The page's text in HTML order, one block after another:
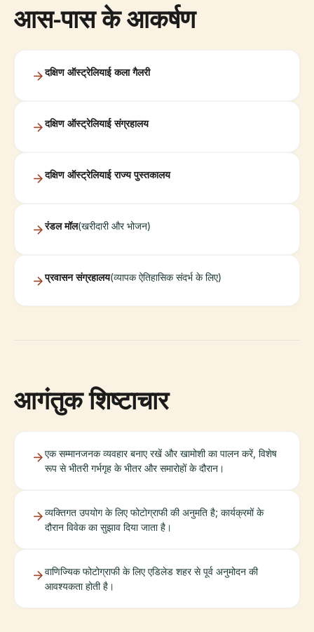
आस-पास के आकर्षण
दक्षिण ऑस्ट्रेलियाई कला गैलरी
दक्षिण ऑस्ट्रेलियाई संग्रहालय
दक्षिण ऑस्ट्रेलियाई राज्य पुस्तकालय
रंडल मॉल(खरीदारी और भोजन)
प्रवासन संग्रहालय(व्यापक ऐतिहासिक संदर्भ के लिए)
आगंतुक शिष्टाचार
एक सम्मानजनक व्यवहार बनाए रखें और खामोशी का पालन करें, विशेष
रूप से भीतरी गर्भगृह के भीतर और समारोहों के दौरान।
व्यक्तिगत उपयोग के लिए फोटोग्राफी की अनुमति है; कार्यक्रमों के
दौरान विवेक का सुझाव दिया जाता है।
वाणिज्यिक फोटोग्राफी के लिए एडिलेड शहर से पूर्व अनुमोदन की
आवश्यकता होती है।